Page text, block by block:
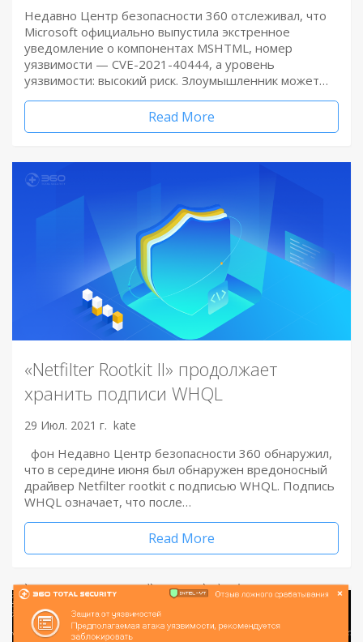
Недавно Центр безопасности 360 отслеживал, что
Microsoft официально выпустила экстренное
уведомление о компонентах MSHTML, номер
уязвимости — CVE-2021-40444, а уровень
уязвимости: высокий риск. Злоумышленник может…
Read More
«Netfilter Rootkit II» продолжает
хранить подписи WHQL
29 Июл. 2021 г. kate
фон Недавно Центр безопасности 360 обнаружил,
что в середине июня был обнаружен вредоносный
драйвер Netfilter rootkit с подписью WHQL. Подпись
WHQL означает, что после…
Read More